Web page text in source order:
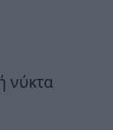
νύκτα